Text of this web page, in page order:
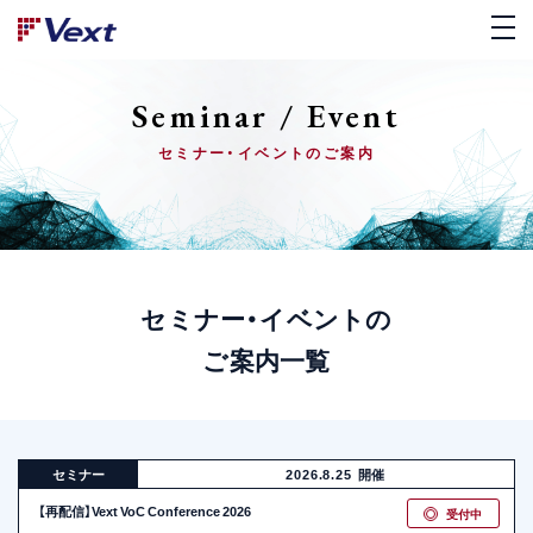
Seminar / Event
セミナー・イベントのご案内
セミナー・イベントの
ご案内一覧
セミナー 2026.8.25 開催
【再配信】Vext VoC Conference 2026
受付中